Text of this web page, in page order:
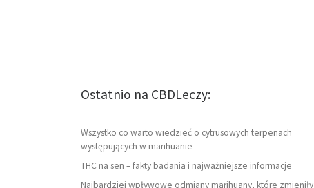
Ostatnio na CBDLeczy:
Wszystko co warto wiedzieć o cytrusowych terpenach
występujących w marihuanie
THC na sen – fakty badania i najważniejsze informacje
Najbardziej wpływowe odmiany marihuany, które zmieniły